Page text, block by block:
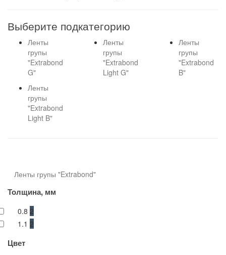
Выберите подкатегорию
Ленты
групы
"Extrabond
G"
Ленты
групы
"Extrabond
Light G"
Ленты
групы
"Extrabond
B"
Ленты
групы
"Extrabond
Light B"
Ленты групы "Extrabond"
Толщина, мм
0.8 2
1.1 2
Цвет